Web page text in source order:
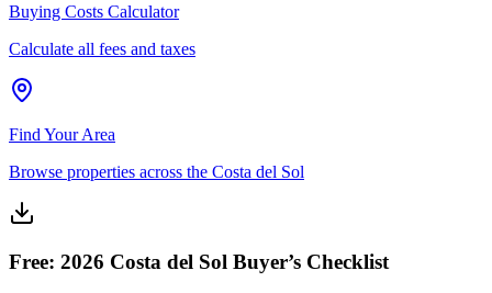
Buying Costs Calculator
Calculate all fees and taxes
Find Your Area
Browse properties across the Costa del Sol
Free: 2026 Costa del Sol Buyer’s Checklist